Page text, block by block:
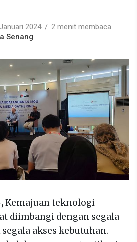
2024
2 menit membaca
Senang
Kemajuan teknologi
diimbangi dengan segala
akses kebutuhan.